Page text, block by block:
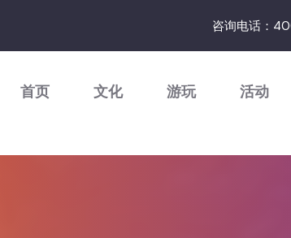
咨询电话：
首页 文化 游玩 活动